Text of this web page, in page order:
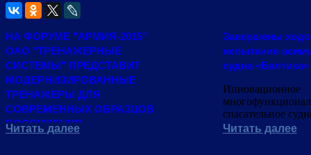
НА ФОРУМЕ "АРМИЯ-2015"
ОАО "ТРЕНАЖЕРНЫЕ
СИСТЕМЫ" ПРЕДСТАВИТ
МОДЕРНИЗИРОВАННЫЕ
ТРЕНАЖЕРЫ ДЛЯ
СОВРЕМЕННЫХ ОБРАЗЦОВ
ВООРУЖЕНИЯ
Читать далее
Завершены
испытания
судна «Балтика»
Инновационное
спасательное
класса
Читать далее